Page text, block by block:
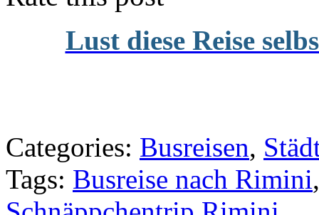
Lust diese Reise
Categories: Busreisen,
Tags: Busreise nach Rimini